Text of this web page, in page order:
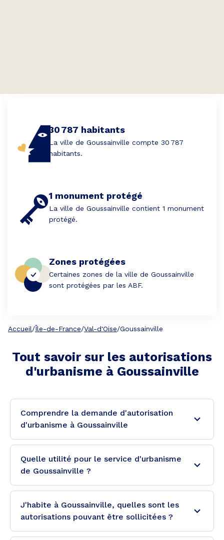
30 787 habitants
La ville de Goussainville compte 30 787
habitants.
1 monument protégé
La ville de Goussainville contient 1 monument
protégé.
Zones protégées
Certaines zones de la ville de Goussainville
sont protégées par les ABF.
Accueil/Île-de-France/Val-d'Oise/Goussainville
Tout savoir sur les autorisations
d'urbanisme à Goussainville
Comprendre la demande d'autorisation
d'urbanisme à Goussainville
Quelle utilité pour le service d'urbanisme
de Goussainville ?
J'habite à Goussainville, quelles sont les
autorisations pouvant être sollicitées ?